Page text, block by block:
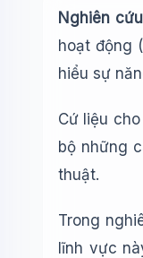
Nghiên
hoạt động
hiểu sự
Cứ liệu
bộ những
thuật.
Trong
lĩnh vực